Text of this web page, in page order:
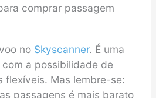
comprar passagem
no Skyscanner. É uma
a possibilidade de
flexíveis. Mas lembre-se:
passagens é mais barato